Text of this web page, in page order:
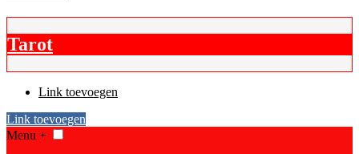
Tarot
Link toevoegen
Link toevoegen
Menu +